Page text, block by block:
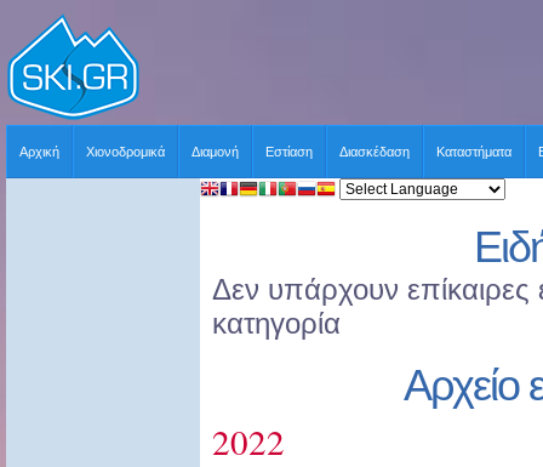
Αρχική Χιονοδρομικά Διαμονή Εστίαση Διασκέδαση Καταστήματα
Δεν υπάρχουν επίκαιρες
κατηγορία
Αρχείο
2022